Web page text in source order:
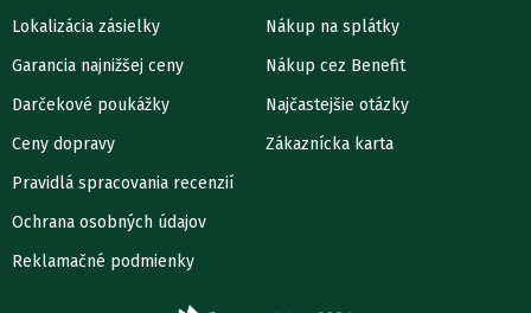
Lokalizácia zásielky
Garancia najnižšej ceny
Darčekové poukážky
Ceny dopravy
Pravidlá spracovania recenzií
Ochrana osobných údajov
Reklamačné podmienky
Nákup na splátky
Nákup cez Benefit
Najčastejšie otázky
Zákaznícka karta